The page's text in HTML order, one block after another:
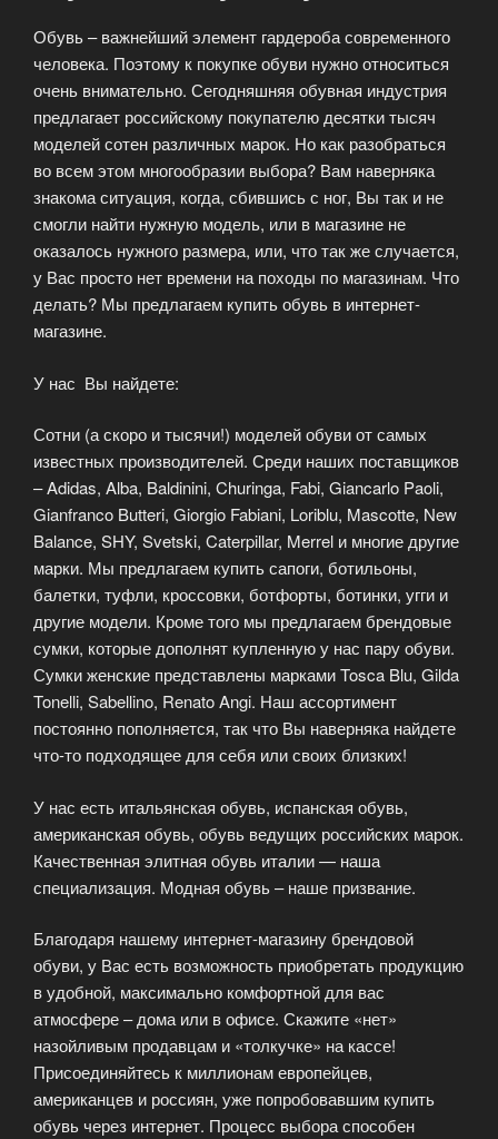
Обувь – важнейший элемент гардероба современного
человека. Поэтому к покупке обуви нужно относиться
очень внимательно. Сегодняшняя обувная индустрия
предлагает российскому покупателю десятки тысяч
моделей сотен различных марок. Но как разобраться
во всем этом многообразии выбора? Вам наверняка
знакома ситуация, когда, сбившись с ног, Вы так и не
смогли найти нужную модель, или в магазине не
оказалось нужного размера, или, что так же случается,
у Вас просто нет времени на походы по магазинам. Что
делать? Мы предлагаем купить обувь в интернет-
магазине.
У нас Вы найдете:
Сотни (а скоро и тысячи!) моделей обуви от самых
известных производителей. Среди наших поставщиков
– Adidas, Alba, Baldinini, Churinga, Fabi, Giancarlo Paoli,
Gianfranco Butteri, Giorgio Fabiani, Loriblu, Mascotte, New
Balance, SHY, Svetski, Caterpillar, Merrel и многие другие
марки. Мы предлагаем купить сапоги, ботильоны,
балетки, туфли, кроссовки, ботфорты, ботинки, угги и
другие модели. Кроме того мы предлагаем брендовые
сумки, которые дополнят купленную у нас пару обуви.
Сумки женские представлены марками Tosca Blu, Gilda
Tonelli, Sabellino, Renato Angi. Наш ассортимент
постоянно пополняется, так что Вы наверняка найдете
что-то подходящее для себя или своих близких!
У нас есть итальянская обувь, испанская обувь,
американская обувь, обувь ведущих российских марок.
Качественная элитная обувь италии — наша
специализация. Модная обувь – наше призвание.
Благодаря нашему интернет-магазину брендовой
обуви, у Вас есть возможность приобретать продукцию
в удобной, максимально комфортной для вас
атмосфере – дома или в офисе. Скажите «нет»
назойливым продавцам и «толкучке» на кассе!
Присоединяйтесь к миллионам европейцев,
американцев и россиян, уже попробовавшим купить
обувь через интернет. Процесс выбора способен